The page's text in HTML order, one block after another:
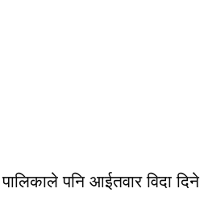
पनि आईतवार विदा दिने